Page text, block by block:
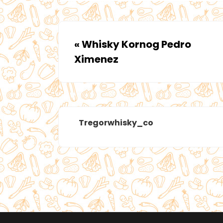
«Whisky Kornog Pedro
Ximenez
Tregorwhisky_co